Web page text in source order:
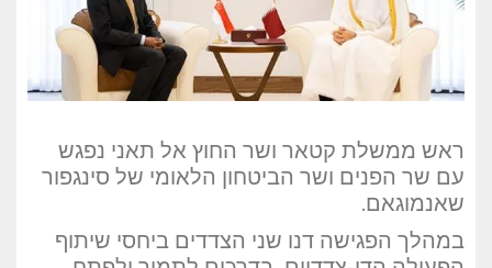
ראש ממשלת קטאר ושר החוץ אל תאני נפגש
עם שר הפנים ושר הביטחון הלאומי של סינגפור
שאנמוגאם.
במהלך הפגישה דנו שני הצדדים ביחסי שיתוף